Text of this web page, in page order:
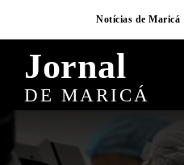
Notícias de Maricá
Jornal
DE MARICÁ